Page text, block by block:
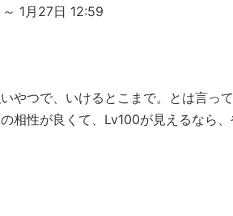
1月27日 12:59
やつで、いけるとこまで。とは言っ
相性が良くて、Lv100が見えるなら、